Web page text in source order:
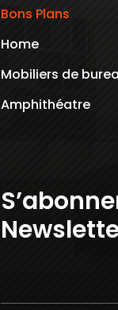
Bons Plans
Home
Mobiliers de
Amphithéatre